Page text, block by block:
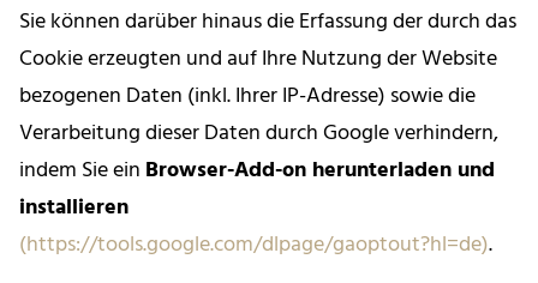
Sie können darüber hinaus die Erfassung der durch das
Cookie erzeugten und auf Ihre Nutzung der Website
bezogenen Daten (inkl. Ihrer IP-Adresse) sowie die
Verarbeitung dieser Daten durch Google verhindern,
indem Sie ein Browser-Add-on herunterladen und
installieren
(https://tools.google.com/dlpage/gaoptout?hl=de).